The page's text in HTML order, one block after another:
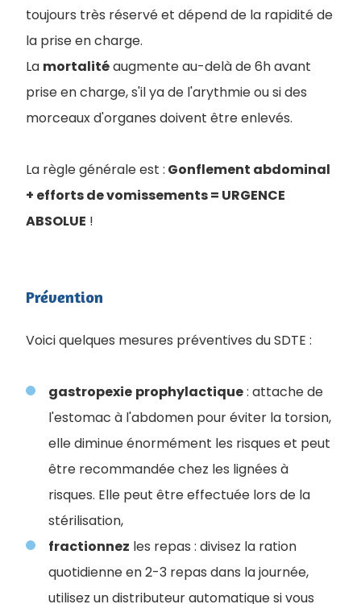
toujours très réservé et dépend de la rapidité de
la prise en charge.
La mortalitéaugmente au-delà de 6h avant
prise en charge, s'il ya de l'arythmie ou si des
morceaux d'organes doivent être enlevés.
La règle générale est : Gonflement abdominal
+ efforts de vomissements = URGENCE
ABSOLUE !
Prévention
Voici quelques mesures préventives du SDTE :
gastropexie prophylactique: attache de
l'estomac à l'abdomen pour éviter la torsion,
elle diminue énormément les risques et peut
être recommandée chez les lignées à
risques. Elle peut être effectuée lors de la
stérilisation,
fractionnez les repas : divisez la ration
quotidienne en 2-3 repas dans la journée,
utilisez un distributeur automatique si vous